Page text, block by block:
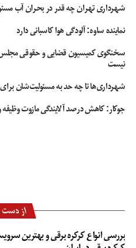
شهرداری تهران چه قدر در بحران آب
نماینده ساوه: آلودگی هوا کاسبانی دارد
سخنگوی کمیسیون قضایی و حقوقی مجلس:
نیست
شهرداری‌ها تا چه حد به مسئولیت‌شان
جوکار: کاهش درصد آلایندگی مازوت
از دست
بررسی انواع کرکره برقی و بهترین